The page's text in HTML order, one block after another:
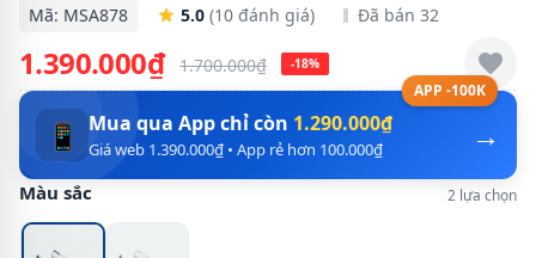
Mã: MSA878 5.0 (10 đánh giá) Đã bán 32
1.390.000₫ 1.700.000₫ -18%
APP -100K
→
📱 Mua qua App chỉ còn 1.290.000₫
Giá web 1.390.000₫ • App rẻ hơn 100.000₫
Màu sắc 2 lựa chọn